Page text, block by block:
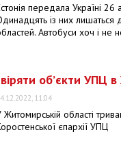
передала Україні 26
із них лишаться
Автобуси хоч і не
об’єкти УПЦ в
11:04
Житомирській області
єпархії УПЦ